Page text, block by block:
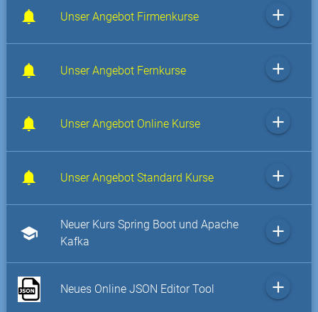
Unser Angebot Firmenkurse add
Unser Angebot Fernkurse add
Unser Angebot Online Kurse add
Unser Angebot Standard Kurse add
school
Neuer Kurs Spring Boot und Apache
Kafka
add
Neues Online JSON Editor Tool add